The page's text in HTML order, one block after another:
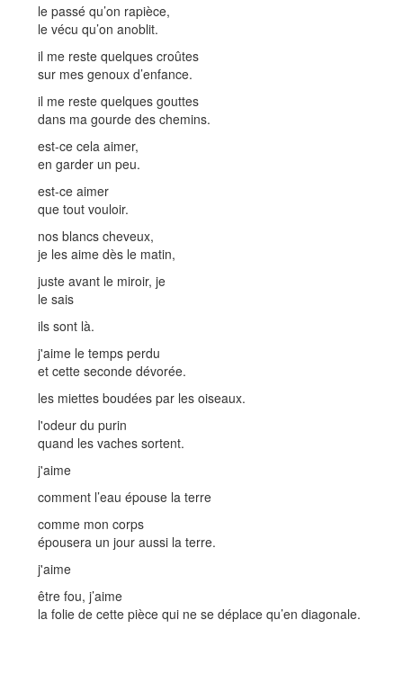
le passé qu’on rapièce,
le vécu qu’on anoblit.
il me reste quelques croûtes
sur mes genoux d’enfance.
il me reste quelques gouttes
dans ma gourde des chemins.
est-ce cela aimer,
en garder un peu.
est-ce aimer
que tout vouloir.
nos blancs cheveux,
je les aime dès le matin,
juste avant le miroir, je
le sais
ils sont là.
j'aime le temps perdu
et cette seconde dévorée.
les miettes boudées par les oiseaux.
l'odeur du purin
quand les vaches sortent.
j'aime
comment l’eau épouse la terre
comme mon corps
épousera un jour aussi la terre.
j'aime
être fou, j’aime
la folie de cette pièce qui ne se déplace qu’en diagonale.